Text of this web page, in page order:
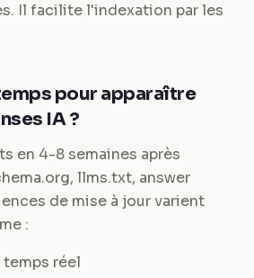
Il facilite l'indexation par les
pour apparaître
IA ?
en 4-8 semaines après
llms.txt, answer
de mise à jour varient
:
temps réel